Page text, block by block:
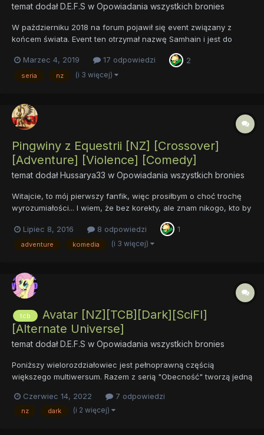
temat dodałD.E.F.S w Opowiadania wszystkich bronies
W pażdzierniku 2018 na forum pojawił się event związany z
końcem świata. Event ten otrzymał nazwę Samhain i jest do
na kontynuację eventowej fabuły Tak narodziła się pewna myśl
Seria Kroniki Diany, trzy opowiadania, o...
Marzec 4, 2019 17 odpowiedzi 2
seria nz (i 3 więcej)
Pingwiny z Equestrii [NZ] [Crossover]
[Adventure] [Violence] [Comedy]
temat dodałHussarya33 w Opowiadania wszystkich bronies
Witajcie, to mój pierwszy fanfik, więc prosiłbym o choć trochę
wyrozumiałości... I wiem, że bez korekty, ale znam nikogo, kto by
proszę o jakiś kontakt). Mimo to zapraszam do przeczytania i
proszę o jakieś uwagi. Fabuła:...
Lipiec 8, 2016 8 odpowiedzi 1
adventure komedia (i 3 więcej)
tcb
Avatar [NZ][TCB][Dark][SciFI]
[Alternate Universe]
temat dodałD.E.F.S w Opowiadania wszystkich bronies
Poniższy wielorozdziałowiec jest pełnoprawną częścią
większego multiwersum. Razem z serią "Obecność" tworzą jedną
kontynuacja "Powrotu do Equestrii" Poznajcie zatem moje
podejście do temattc"Biur Adaptacyjnych" Avatar...
Czerwiec 14, 2022 7 odpowiedzi
nz dark (i 2 więcej)